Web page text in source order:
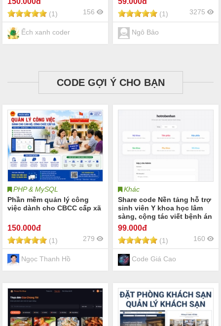
(1) 156
Ếch xanh coder
MySQL)
(1) 3275
Ngô Bảo
CODE GỢI Ý CHO BẠN
PHP & MySQL
Phần mềm quản lý công
việc dành cho CBCC cấp xã
150.000đ
(1) 279
Ngọc Thanh Hồ
Khác
Share code Nền tảng hỗ trợ
sinh viên Y khoa học lâm
sàng, cộng tác viết bệnh án
thời gian thực và tích hợp
trợ lý AI chuẩn hóa chẩn
đoán y học.
99.000đ
(1) 160
Code Giá Cao